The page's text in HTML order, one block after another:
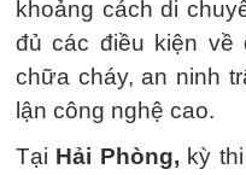
khoảng cách di
đủ các điều kiện về
chữa cháy, an ninh
lận công nghệ cao.
Tại Hải Phòng, kỳ